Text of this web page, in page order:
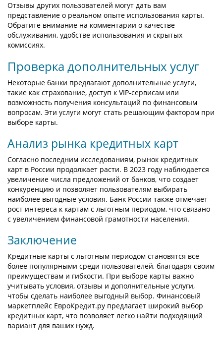
Отзывы других пользователей могут дать вам
представление о реальном опыте использования карты.
Обратите внимание на комментарии о качестве
обслуживания, удобстве использования и скрытых
комиссиях.
Проверка дополнительных услуг
Некоторые банки предлагают дополнительные услуги,
такие как страхование, доступ к VIP-сервисам или
возможность получения консультаций по финансовым
вопросам. Эти услуги могут стать решающим фактором при
выборе карты.
Анализ рынка кредитных карт
Согласно последним исследованиям, рынок кредитных
карт в России продолжает расти. В 2023 году наблюдается
увеличение числа предложений от банков, что создает
конкуренцию и позволяет пользователям выбирать
наиболее выгодные условия. Банк России также отмечает
рост интереса к картам с льготным периодом, что связано
с увеличением финансовой грамотности населения.
Заключение
Кредитные карты с льготным периодом становятся все
более популярными среди пользователей, благодаря своим
преимуществам и гибкости. При выборе карты важно
учитывать условия, отзывы и дополнительные услуги,
чтобы сделать наиболее выгодный выбор. Финансовый
маркетплейс ЕвроКредит.ру предлагает широкий выбор
кредитных карт, что позволяет легко найти подходящий
вариант для ваших нужд.